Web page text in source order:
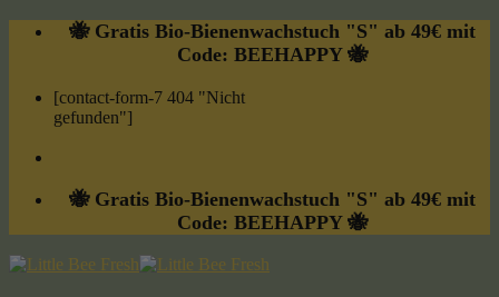
Skip
🐝 Gratis Bio-Bienenwachstuch "S" ab 49€ mit
Code: BEEHAPPY 🐝
[contact-form-7 404 "Nicht
gefunden"]
🐝 Gratis Bio-Bienenwachstuch "S" ab 49€ mit
Code: BEEHAPPY 🐝